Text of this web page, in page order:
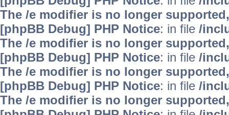
The /e modifier is no longer
[phpBB Debug] PHP Notice: in file /
The /e modifier is no longer
[phpBB Debug] PHP Notice: in file /
The /e modifier is no longer
[phpBB Debug] PHP Notice: in file /
The /e modifier is no longer